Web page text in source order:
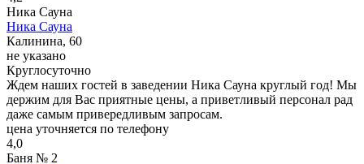
Ника Сауна
Ника Сауна
Калинина, 60
не указано
Круглосуточно
Ждем наших гостей в заведении Ника Сауна круглый год! Мы
держим для Вас приятные цены, а приветливый персонал рад
даже самым привередливым запросам.
цена уточняется по телефону
4,0
Баня № 2